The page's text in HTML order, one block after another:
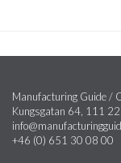
Manufacturing Guide /
Kungsgatan 64, 111 22
+46 (0) 651 30 08 00